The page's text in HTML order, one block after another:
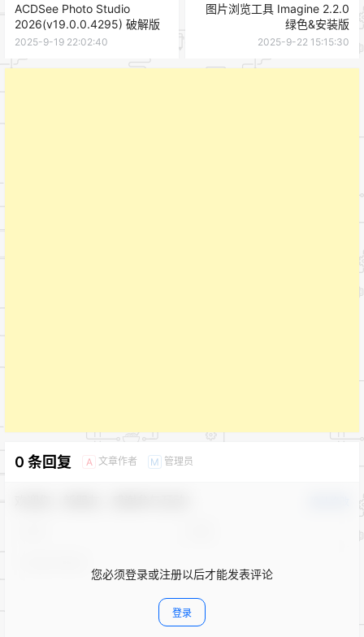
ACDSee Photo Studio
2026(v19.0.0.4295) 破解版
2025-9-19 22:02:40
图片浏览工具 Imagine 2.2.0
绿色&安装版
2025-9-22 15:15:30
0 条回复 A 文章作者 M 管理员
您必须登录或注册以后才能发表评论
登录